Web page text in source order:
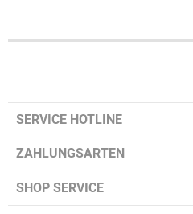
SERVICE HOTLINE
ZAHLUNGSARTEN
SHOP SERVICE